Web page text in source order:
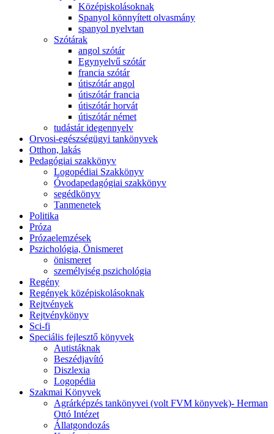
Középiskolásoknak
Spanyol könnyített olvasmány
spanyol nyelvtan
Szótárak
angol szótár
Egynyelvű szótár
francia szótár
útiszótár angol
útiszótár francia
útiszótár horvát
útiszótár német
tudástár idegennyelv
Orvosi-egészségügyi tankönyvek
Otthon, lakás
Pedagógiai szakkönyv
Logopédiai Szakkönyv
Óvodapedagógiai szakkönyv
segédkönyv
Tanmenetek
Politika
Próza
Prózaelemzések
Pszichológia, Önismeret
önismeret
személyiség pszichológia
Regény
Regények középiskolásoknak
Rejtvények
Rejtvénykönyv
Sci-fi
Speciális fejlesztő könyvek
Autistáknak
Beszédjavító
Diszlexia
Logopédia
Szakmai Könyvek
Agrárképzés tankönyvei (volt FVM könyvek)- Herman
Ottó Intézet
Állatgondozás